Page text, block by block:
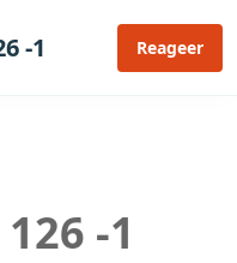
-1 Reageer
-1